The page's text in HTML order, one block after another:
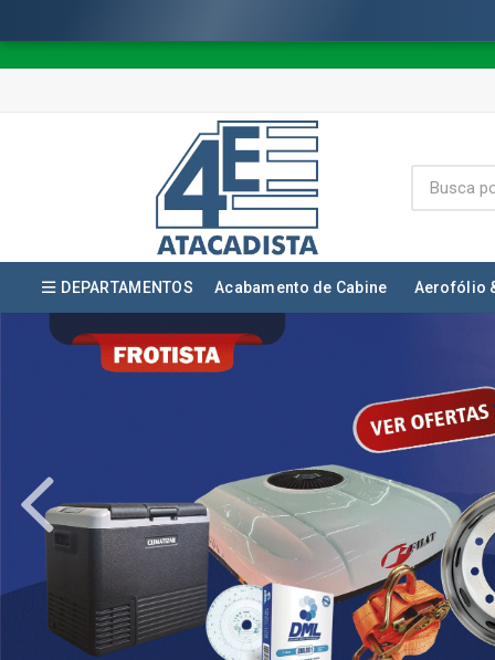
DEPARTAMENTOS Acabamento de Cabine Aerofólio